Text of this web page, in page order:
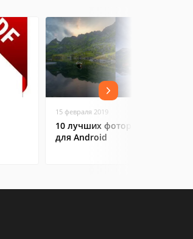
15 февраля 2019
10 лучших фоторедакторов
для Android